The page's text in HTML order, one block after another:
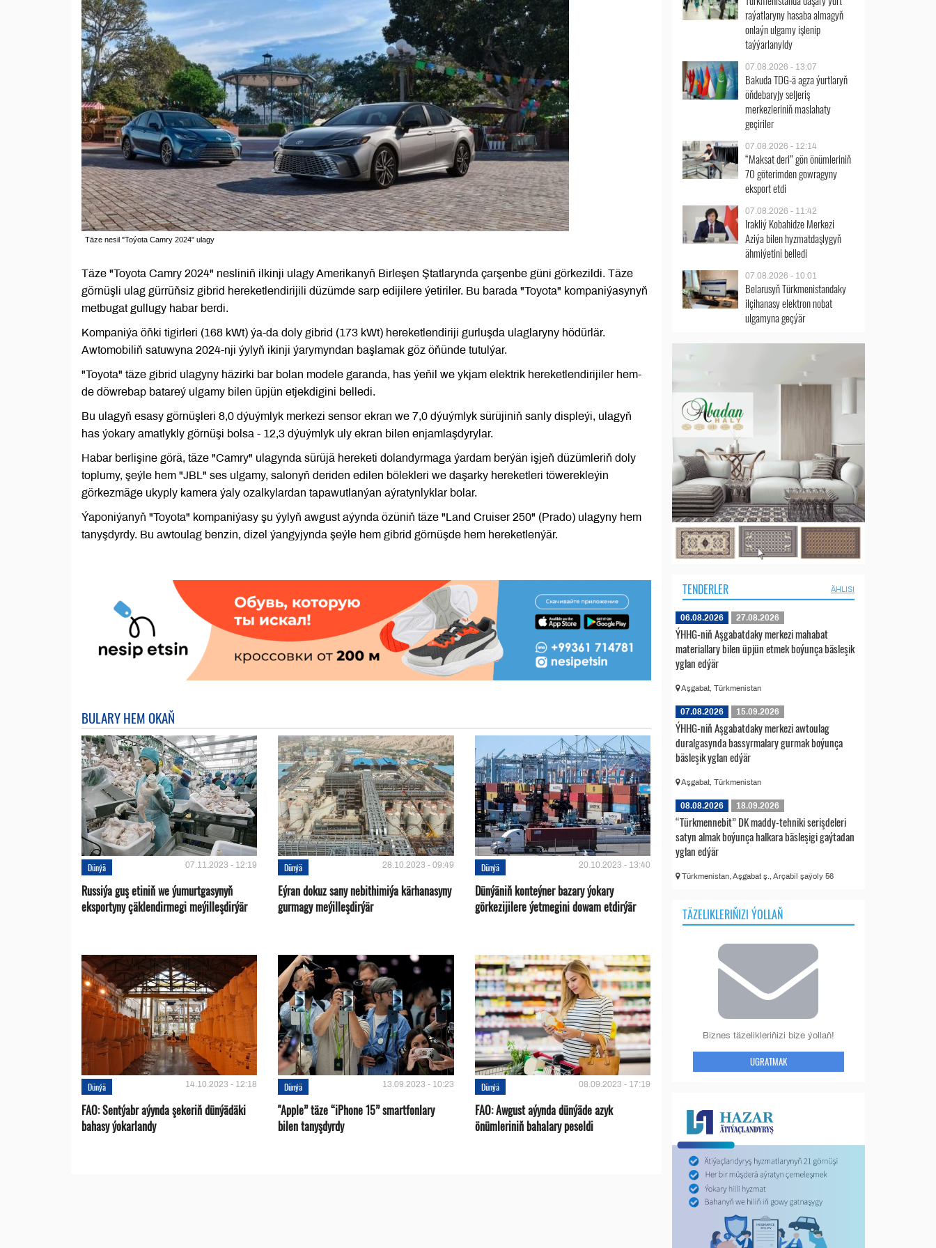
Täze nesil "Toýota Camry 2024" ulagy
Täze "Toyota Camry 2024" nesliniň ilkinji ulagy Amerikanyň Birleşen Ştatlarynda çarşenbe güni görkezildi. Täze
görnüşli ulag gürrüňsiz gibrid hereketlendirijili düzümde sarp edijilere ýetiriler. Bu barada "Toyota" kompaniýasynyň
metbugat gullugy habar berdi.
Kompaniýa öňki tigirleri (168 kWt) ýa-da doly gibrid (173 kWt) hereketlendiriji gurluşda ulaglaryny hödürlär.
Awtomobiliň satuwyna 2024-nji ýylyň ikinji ýarymyndan başlamak göz öňünde tutulýar.
"Toyota" täze gibrid ulagyny häzirki bar bolan modele garanda, has ýeňil we ykjam elektrik hereketlendirijiler hem-
de döwrebap batareý ulgamy bilen üpjün etjekdigini belledi.
Bu ulagyň esasy görnüşleri 8,0 dýuýmlyk merkezi sensor ekran we 7,0 dýuýmlyk sürüjiniň sanly displeýi, ulagyň
has ýokary amatlykly görnüşi bolsa - 12,3 dýuýmlyk uly ekran bilen enjamlaşdyrylar.
Habar berlişine görä, täze "Camry" ulagynda sürüjä hereketi dolandyrmaga ýardam berýän işjeň düzümleriň doly
toplumy, şeýle hem "JBL" ses ulgamy, salonyň deriden edilen bölekleri we daşarky hereketleri töwerekleýin
görkezmäge ukyply kamera ýaly ozalkylardan tapawutlanýan aýratynlyklar bolar.
Ýaponiýanyň "Toyota" kompaniýasy şu ýylyň awgust aýynda özüniň täze "Land Cruiser 250" (Prado) ulagyny hem
tanyşdyrdy. Bu awtoulag benzin, dizel ýangyjynda şeýle hem gibrid görnüşde hem hereketlenýär.
BULARY HEM OKAŇ
Dünýä 07.11.2023 - 12:19
Russiýa guş etiniň we ýumurtgasynyň
eksportyny çäklendirmegi meýilleşdirýär
Dünýä 28.10.2023 - 09:49
Eýran dokuz sany nebithimiýa kärhanasyny
gurmagy meýilleşdirýär
Dünýä 20.10.2023 - 13:40
Dünýäniň konteýner bazary ýokary
görkezijilere ýetmegini dowam etdirýär
Dünýä 14.10.2023 - 12:18
FAO: Sentýabr aýynda şekeriň dünýädäki
bahasy ýokarlandy
Dünýä 13.09.2023 - 10:23
"Apple” täze “iPhone 15” smartfonlary
bilen tanyşdyrdy
Dünýä 08.09.2023 - 17:19
FAO: Awgust aýynda dünýäde azyk
önümleriniň bahalary peseldi
raýatlaryny hasaba almagyň
onlaýn ulgamy işlenip
taýýarlanyldy
07.08.2026 - 13:07
Bakuda TDG-ä agza ýurtlaryň
öňdebaryjy seljeriş
merkezleriniň maslahaty
geçiriler
07.08.2026 - 12:14
“Maksat deri” gön önümleriniň
70 göterimden gowragyny
eksport etdi
07.08.2026 - 11:42
Irakliý Kobahidze Merkezi
Aziýa bilen hyzmatdaşlygyň
ähmiýetini belledi
07.08.2026 - 10:01
Belarusyň Türkmenistandaky
ilçihanasy elektron nobat
ulgamyna geçýär
TENDERLER ÄHLISI
06.08.2026 27.08.2026
ÝHHG-niň Aşgabatdaky merkezi mahabat
materiallary bilen üpjün etmek boýunça bäsleşik
yglan edýär
Aşgabat, Türkmenistan
07.08.2026 15.09.2026
ÝHHG-niň Aşgabatdaky merkezi awtoulag
duralgasynda bassyrmalary gurmak boýunça
bäsleşik yglan edýär
Aşgabat, Türkmenistan
08.08.2026 18.09.2026
“Türkmennebit” DK maddy-tehniki serişdeleri
satyn almak boýunça halkara bäsleşigi gaýtadan
yglan edýär
Türkmenistan, Aşgabat ş., Arçabil şaýoly 56
TÄZELIKLERIŇIZI ÝOLLAŇ
Biznes täzelikleriňizi bize ýollaň!
UGRATMAK